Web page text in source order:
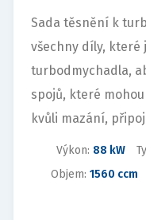
Sada těsnění k
všechny díly, které
turbodmychadla,
spojů, které
kvůli mazání,
Výkon: 88 kW
Objem: 1560 ccm